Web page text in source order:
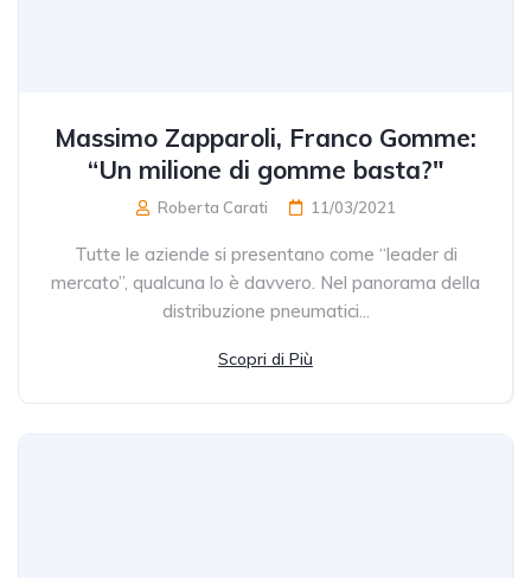
Massimo Zapparoli, Franco Gomme:
“Un milione di gomme basta?"
Roberta Carati 11/03/2021
Tutte le aziende si presentano come “leader di
mercato”, qualcuna lo è davvero. Nel panorama della
distribuzione pneumatici...
Scopri di Più